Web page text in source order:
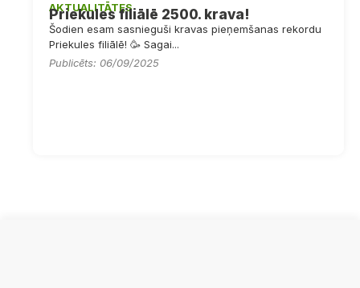
AKTUALITĀTES
Priekules filiālē 2500. krava!
Šodien esam sasnieguši kravas pieņemšanas rekordu
Priekules filiālē! 🥳 Sagai...
Publicēts: 06/09/2025